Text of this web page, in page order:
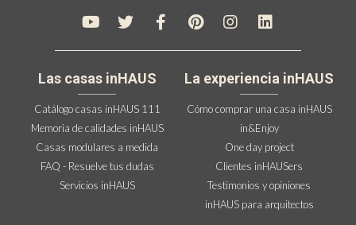
Las casas inHAUS
Catálogo casas inHAUS 111
Memoria de calidades inHAUS
Casas modulares a medida
FAQ - Resuelve tus dudas
Servicios inHAUS
La experiencia inHAUS
Cómo comprar una casa inHAUS
in&Enjoy
One day project
Clientes inHAUSers
Testimonios y opiniones
inHAUS para arquitectos